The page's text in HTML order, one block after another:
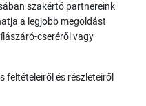
szakértő partnereink
a legjobb megoldást
cseréről vagy
feltételeiről és részleteiről